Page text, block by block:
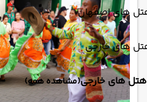
های اصفهان
های خارجی
هتل های خارجی(مشاهده همه)